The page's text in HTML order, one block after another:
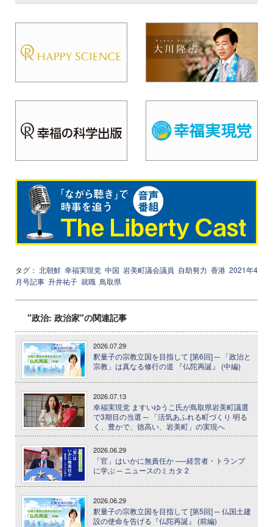
タグ： 北朝鮮 幸福実現党 中国 岩美町議会議員 自助努力 香港 2021年4
月号記事 升井祐子 就職 鳥取県
"政治: 政治家"の関連記事
2026.07.29
釈量子の宗教立国を目指して [第6回] ─ 「政治と
宗教」は真なる修行の道 『仏陀再誕』 (中編)
2026.07.13
幸福実現党 ますいゆうこ氏が鳥取県岩美町議選
で3期目の当選 ─ 「活気あふれる町づくり 明る
く、豊かで、徳高い、岩美町」の実現へ
2026.06.29
「官」はいかに無責任か ──経営者・トランプ
に学ぶ ─ ニュースのミカタ 2
2026.06.29
釈量子の宗教立国を目指して [第5回] ─ 仏国土建
設の使命を告げる『仏陀再誕』 (前編)